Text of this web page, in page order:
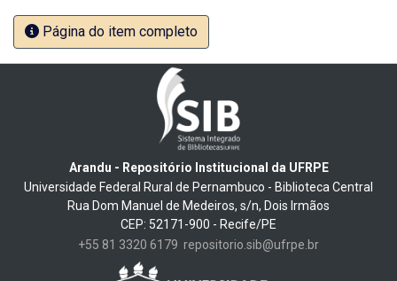
Página do item completo
Arandu - Repositório Institucional da UFRPE
Universidade Federal Rural de Pernambuco - Biblioteca Central
Rua Dom Manuel de Medeiros, s/n, Dois Irmãos
CEP: 52171-900 - Recife/PE
+55 81 3320 6179 repositorio.sib@ufrpe.br